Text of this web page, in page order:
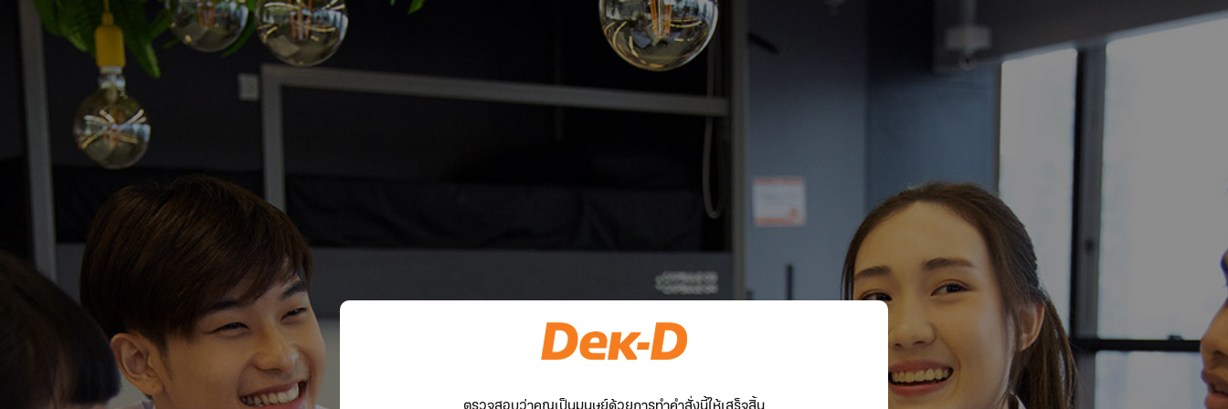
ตรวจสอบว่าคุณเป็นมนุษย์ด้วยการทำคำสั่งนี้ให้เสร็จสิ้น